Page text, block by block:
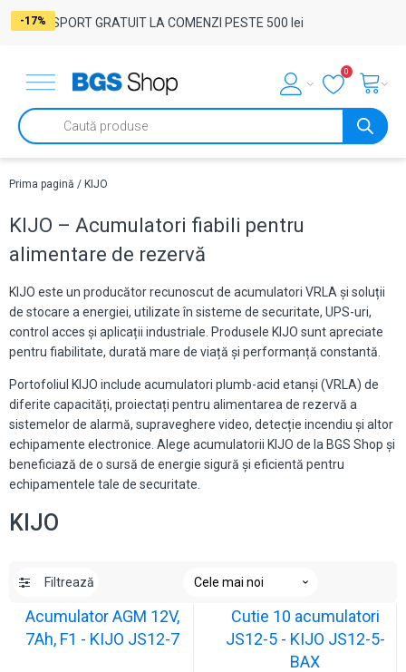
TRANSPORT GRATUIT LA COMENZI PESTE 500 lei
0
Products
search
Prima pagină / KIJO
KIJO – Acumulatori fiabili pentru
alimentare de rezervă
KIJO este un producător recunoscut de acumulatori VRLA și soluții
de stocare a energiei, utilizate în sisteme de securitate, UPS-uri,
control acces și aplicații industriale. Produsele KIJO sunt apreciate
pentru fiabilitate, durată mare de viață și performanță constantă.
Portofoliul KIJO include acumulatori plumb-acid etanși (VRLA) de
diferite capacități, proiectați pentru alimentarea de rezervă a
sistemelor de alarmă, supraveghere video, detecție incendiu și altor
echipamente electronice. Alege acumulatorii KIJO de la BGS Shop și
beneficiază de o sursă de energie sigură și eficientă pentru
echipamentele tale de securitate.
KIJO
Filtrează
-17%
Acumulator AGM 12V,
7Ah, F1 - KIJO JS12-7
-17%
Cutie 10 acumulatori
JS12-5 - KIJO JS12-5-
BAX
-17%
-17%
-17%
-17%
-17%
-17%
-17%
-17%
-17%
-17%
-17%
-17%
-17%
-17%
-17%
-17%
-17%
-17%